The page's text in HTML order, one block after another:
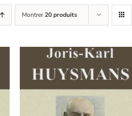
Montrer20 produits